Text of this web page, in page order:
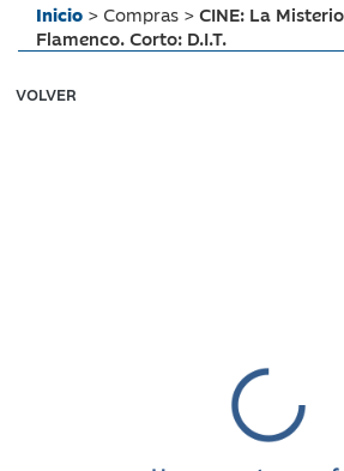
Inicio > Compras >CINE: La
Flamenco. Corto: D.I.T.
VOLVER